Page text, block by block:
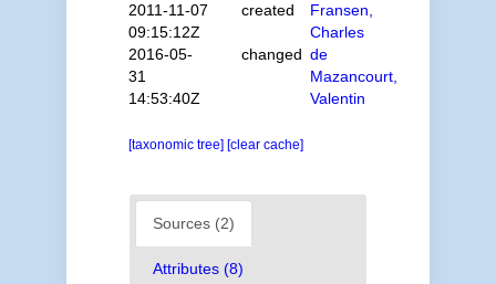
2011-11-07
09:15:12Z
created
Fransen,
Charles
2016-05-
31
14:53:40Z
changed de
Mazancourt,
Valentin
[taxonomic tree] [clear cache]
Sources (2)
Attributes (8)